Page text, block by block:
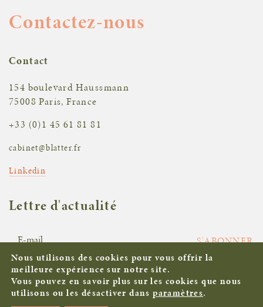
Contactez-nous
Contact
154 boulevard Haussmann
75008 Paris, France
+33 (0)1 45 61 81 81
cabinet@blatter.fr
Linkedin
Lettre d'actualité
S'ABONNER
Mentions légales
©Blatter Seynaeve 2026. All rights reserved |
Nous utilisons des cookies pour vous offrir la
meilleure expérience sur notre site.
Vous pouvez en savoir plus sur les cookies que nous
utilisons ou les désactiver dansparamètres.